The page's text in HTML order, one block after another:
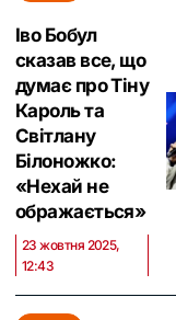
Іво Бобул
сказав все, що
думає про Тіну
Кароль та
Світлану
Білоножко:
«‎Нехай не
ображається»
23 жовтня 2025,
12:43